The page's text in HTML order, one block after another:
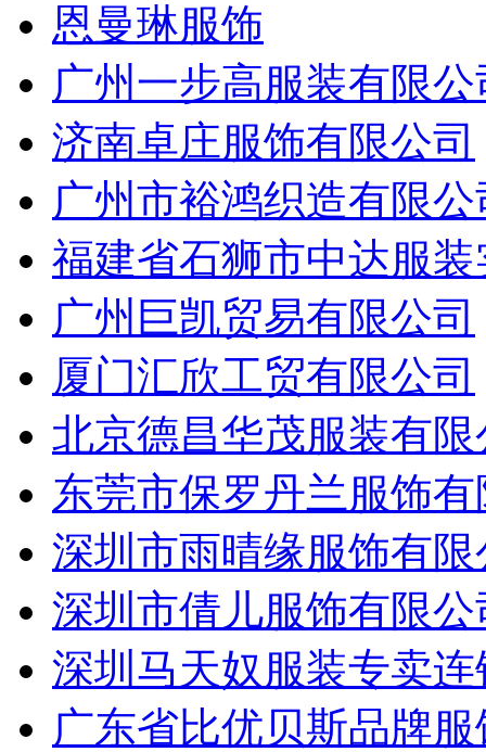
恩曼琳服饰
广州一步高服装有限公
济南卓庄服饰有限公司
广州市裕鸿织造有限公
福建省石狮市中达服
广州巨凯贸易有限公司
厦门汇欣工贸有限公司
北京德昌华茂服装有限
东莞市保罗丹兰服饰
深圳市雨晴缘服饰有限
深圳市倩儿服饰有限公
深圳马天奴服装专卖
广东省比优贝斯品牌